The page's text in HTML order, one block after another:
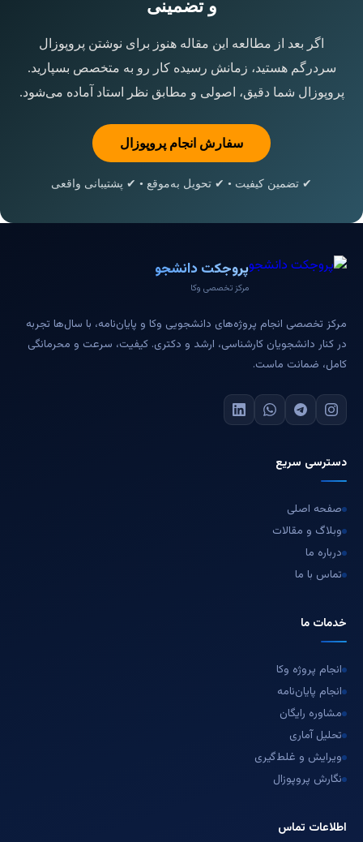
و تضمینی
اگر بعد از مطالعه این مقاله هنوز برای نوشتن پروپوزال
سردرگم هستید، زمانش رسیده کار رو به متخصص بسپارید.
پروپوزال شما دقیق، اصولی و مطابق نظر استاد آماده می‌شود.
سفارش انجام پروپوزال
✔ تضمین کیفیت • ✔ تحویل به‌موقع • ✔ پشتیبانی واقعی
پروجکت دانشجو
مرکز تخصصی وکا
مرکز تخصصی انجام پروژه‌های دانشجویی وکا و پایان‌نامه، با سال‌ها تجربه
در کنار دانشجویان کارشناسی، ارشد و دکتری. کیفیت، سرعت و محرمانگی
کامل، ضمانت ماست.
دسترسی سریع
صفحه اصلی
وبلاگ و مقالات
درباره ما
تماس با ما
خدمات ما
انجام پروژه وکا
انجام پایان‌نامه
مشاوره رایگان
تحلیل آماری
ویرایش و غلط‌گیری
نگارش پروپوزال
اطلاعات تماس